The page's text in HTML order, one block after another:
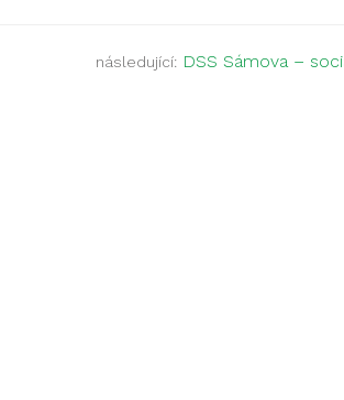
následující: DSS Sámova –